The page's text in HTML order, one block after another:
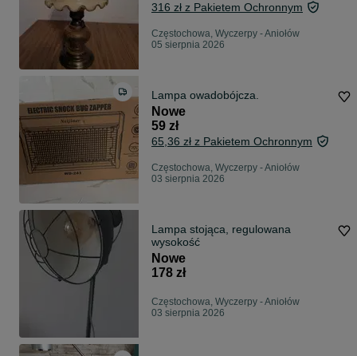
316 zł z Pakietem Ochronnym
Częstochowa, Wyczerpy - Aniołów
05 sierpnia 2026
Lampa owadobójcza.
Nowe
59 zł
65,36 zł z Pakietem Ochronnym
Częstochowa, Wyczerpy - Aniołów
03 sierpnia 2026
Lampa stojąca, regulowana
wysokość
Nowe
178 zł
Częstochowa, Wyczerpy - Aniołów
03 sierpnia 2026